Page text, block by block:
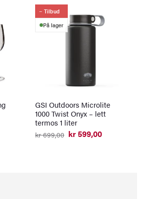
Tilbud
På lager
GSI Outdoors Microlite
1000 Twist Onyx – lett
termos 1 liter
kr699,00
Opprinnelig
kr599,00
Nåværende